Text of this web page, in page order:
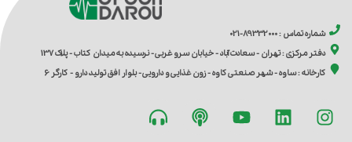
شماره تماس : 89332000-021
دفتر مرکزی : تهران - سعادت آباد - خیابان سرو غربی - نرسیده به میدان کتاب - پلاک 137
کارخانه : ساوه - شهر صنعتی کاوه - زون غذایی و دارویی - بلوار افق تولید دارو - کارگر 6